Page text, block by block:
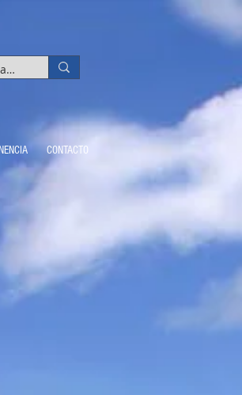
CONTACTO